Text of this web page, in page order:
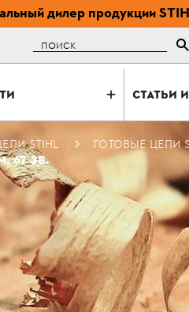
дилер продукции
Поиск
СТАТЬИ
STIHL
ГОТОВЫЕ ЦЕПИ
67 ЗВ.